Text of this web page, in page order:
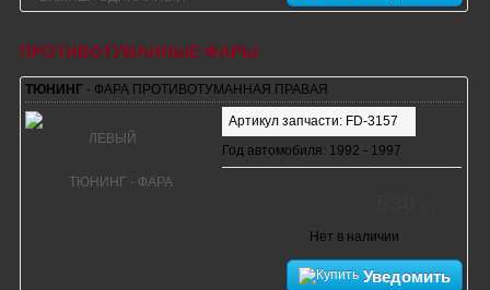
ПРОТИВОТУМАННЫЕ ФАРЫ
ТЮНИНГ- ФАРА ПРОТИВОТУМАННАЯ ПРАВАЯ
Артикул запчасти: FD-3157
Год автомобиля: 1992 - 1997
Нет в наличии
Уведомить